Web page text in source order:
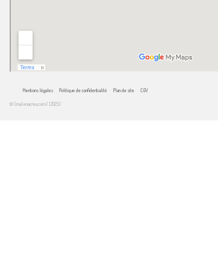
Mentions légales Politique de confidentialité Plan de site CGV
© [malvinacrea.com] [2025]